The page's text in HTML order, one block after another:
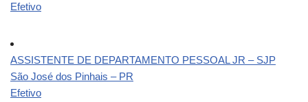
Efetivo
ASSISTENTE DE DEPARTAMENTO PESSOAL JR – SJP
São José dos Pinhais – PR
Efetivo